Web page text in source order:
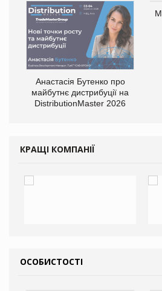
Анастасія Бутенко про
майбутнє дистрибуції на
DistributionMaster 2026
КРАЩІ КОМПАНІЇ
ОСОБИСТОСТІ